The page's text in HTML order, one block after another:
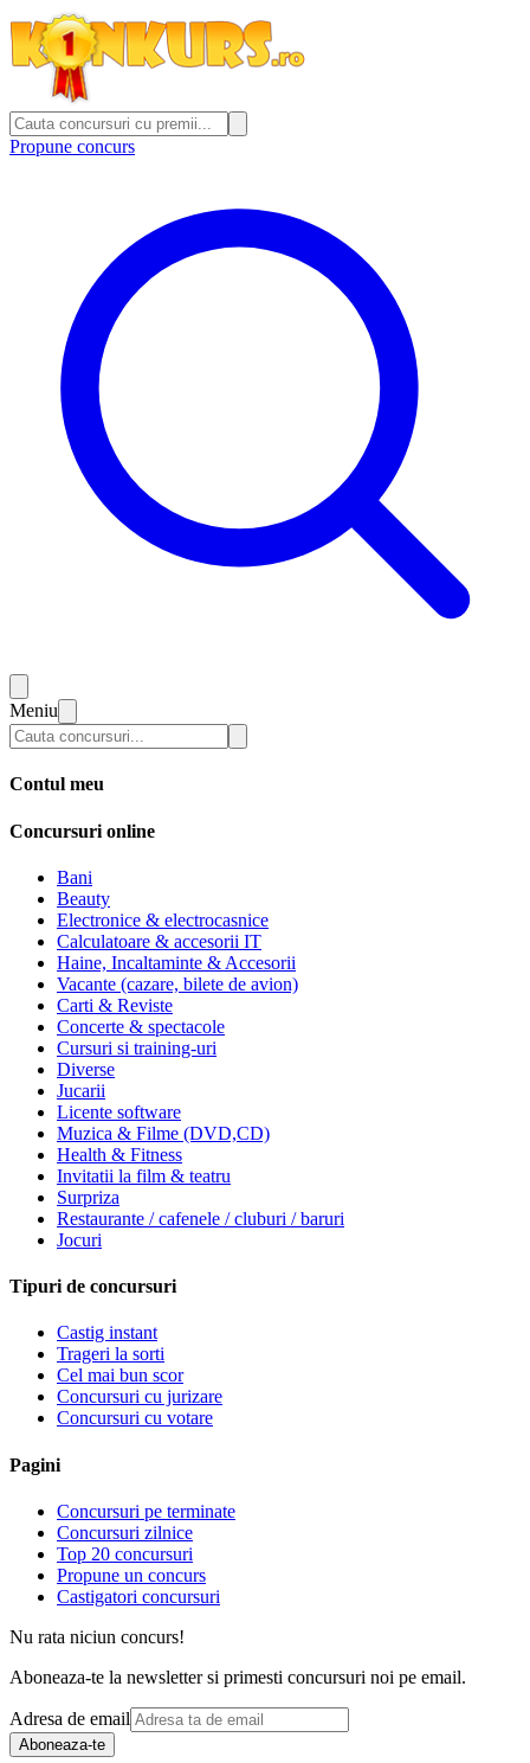
Propune concurs
Meniu
Contul meu
Concursuri online
Bani
Beauty
Electronice & electrocasnice
Calculatoare & accesorii IT
Haine, Incaltaminte & Accesorii
Vacante (cazare, bilete de avion)
Carti & Reviste
Concerte & spectacole
Cursuri si training-uri
Diverse
Jucarii
Licente software
Muzica & Filme (DVD,CD)
Health & Fitness
Invitatii la film & teatru
Surpriza
Restaurante / cafenele / cluburi / baruri
Jocuri
Tipuri de concursuri
Castig instant
Trageri la sorti
Cel mai bun scor
Concursuri cu jurizare
Concursuri cu votare
Pagini
Concursuri pe terminate
Concursuri zilnice
Top 20 concursuri
Propune un concurs
Castigatori concursuri
Nu rata niciun concurs!
Aboneaza-te la newsletter si primesti concursuri noi pe email.
Adresa de email
Aboneaza-te